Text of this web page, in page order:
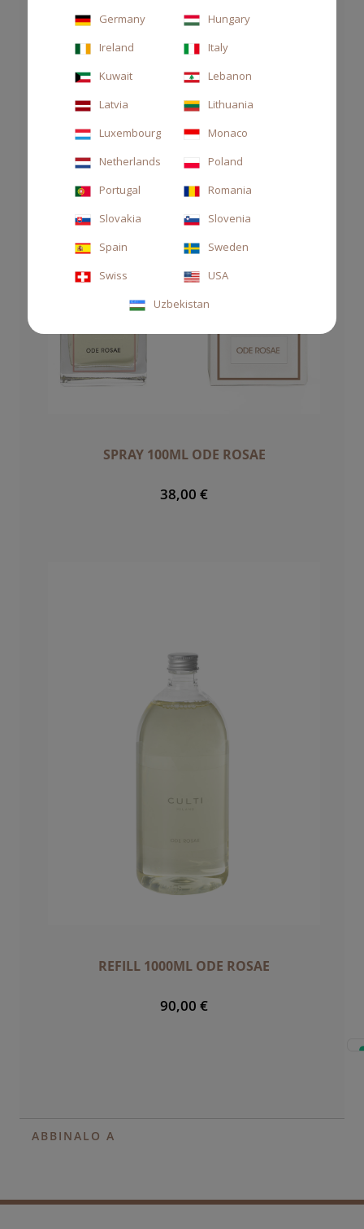
SPRAY 100ML ODE ROSAE
38,00 €
REFILL 1000ML ODE ROSAE
90,00 €
ABBINALO A
Germany
Hungary
Ireland
Italy
Kuwait
Lebanon
Latvia
Lithuania
Luxembourg
Monaco
Netherlands
Poland
Portugal
Romania
Slovakia
Slovenia
Spain
Sweden
Swiss
USA
Uzbekistan